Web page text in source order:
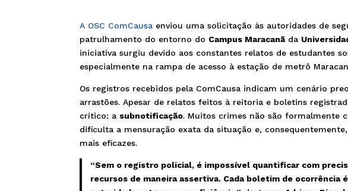
A OSC ComCausa enviou uma solicitação às autoridades de
patrulhamento do entorno do Campus Maracanãda
iniciativa surgiu devido aos constantes relatos de estudantes
especialmente na rampa de acesso à estação de metrô
Os registros recebidos pela ComCausa indicam um cenário
arrastões. Apesar de relatos feitos à reitoria e boletins
crítico: a subnotificação. Muitos crimes não são formalmente
dificulta a mensuração exata da situação e,
mais eficazes.
“Sem o registro policial, é impossível quantificar com
recursos de maneira assertiva. Cada boletim de ocorrência